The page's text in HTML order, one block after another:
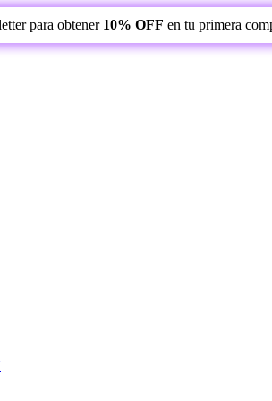
para obtener 10% OFF en tu primera